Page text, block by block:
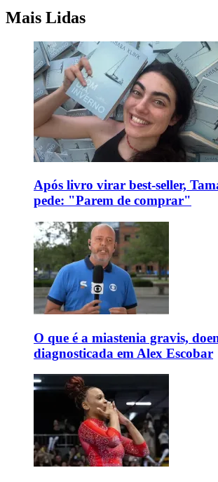
Mais Lidas
Após livro virar best-seller,
pede: "Parem de comprar"
O que é a miastenia gravis,
diagnosticada em Alex Escobar